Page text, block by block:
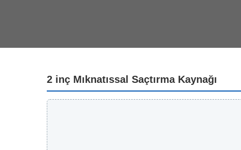
2 inç Mıknatıssal Saçtırma Kaynağı